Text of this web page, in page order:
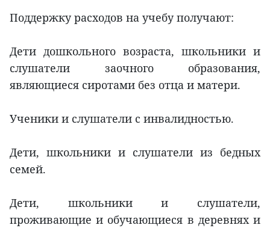
Поддержку расходов на учебу получают:
Дети дошкольного возраста, школьники и
слушатели заочного образования,
являющиеся сиротами без отца и матери.
Ученики и слушатели с инвалидностью.
Дети, школьники и слушатели из бедных
семей.
Дети, школьники и слушатели,
проживающие и обучающиеся в деревнях и